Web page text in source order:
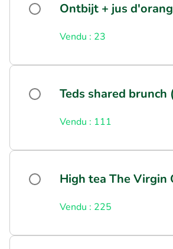
Ontbijt + jus
Vendu : 23
Teds shared brunch
Vendu : 111
High tea The Virgin
Vendu : 225